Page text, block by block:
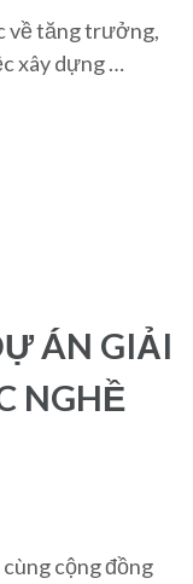
về tăng trưởng,
xây dựng …
ÁN GIẢI
NGHỀ
cùng cộng đồng